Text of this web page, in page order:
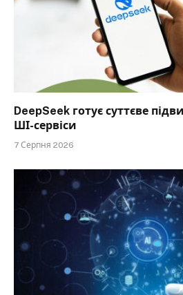
DeepSeek готує суттєве
ШІ-сервіси
7 Серпня 2026